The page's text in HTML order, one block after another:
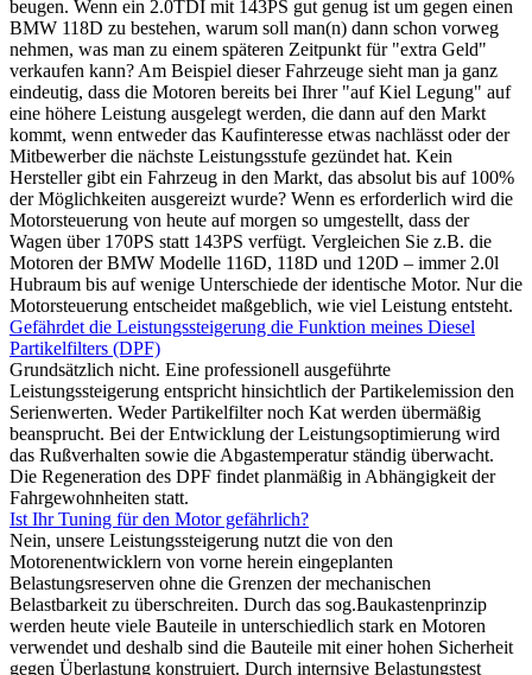
beugen. Wenn ein 2.0TDI mit 143PS gut genug ist um gegen einen
BMW 118D zu bestehen, warum soll man(n) dann schon vorweg
nehmen, was man zu einem späteren Zeitpunkt für "extra Geld"
verkaufen kann? Am Beispiel dieser Fahrzeuge sieht man ja ganz
eindeutig, dass die Motoren bereits bei Ihrer "auf Kiel Legung" auf
eine höhere Leistung ausgelegt werden, die dann auf den Markt
kommt, wenn entweder das Kaufinteresse etwas nachlässt oder der
Mitbewerber die nächste Leistungsstufe gezündet hat. Kein
Hersteller gibt ein Fahrzeug in den Markt, das absolut bis auf 100%
der Möglichkeiten ausgereizt wurde? Wenn es erforderlich wird die
Motorsteuerung von heute auf morgen so umgestellt, dass der
Wagen über 170PS statt 143PS verfügt. Vergleichen Sie z.B. die
Motoren der BMW Modelle 116D, 118D und 120D – immer 2.0l
Hubraum bis auf wenige Unterschiede der identische Motor. Nur die
Motorsteuerung entscheidet maßgeblich, wie viel Leistung entsteht.
Gefährdet die Leistungssteigerung die Funktion meines Diesel
Partikelfilters (DPF)
Grundsätzlich nicht. Eine professionell ausgeführte
Leistungssteigerung entspricht hinsichtlich der Partikelemission den
Serienwerten. Weder Partikelfilter noch Kat werden übermäßig
beansprucht. Bei der Entwicklung der Leistungsoptimierung wird
das Rußverhalten sowie die Abgastemperatur ständig überwacht.
Die Regeneration des DPF findet planmäßig in Abhängigkeit der
Fahrgewohnheiten statt.
Ist Ihr Tuning für den Motor gefährlich?
Nein, unsere Leistungssteigerung nutzt die von den
Motorenentwicklern von vorne herein eingeplanten
Belastungsreserven ohne die Grenzen der mechanischen
Belastbarkeit zu überschreiten. Durch das sog.Baukastenprinzip
werden heute viele Bauteile in unterschiedlich stark en Motoren
verwendet und deshalb sind die Bauteile mit einer hohen Sicherheit
gegen Überlastung konstruiert. Durch internsive Belastungstest